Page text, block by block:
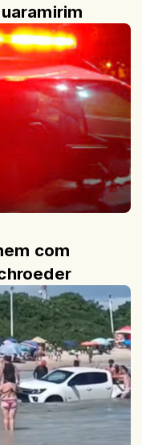
com